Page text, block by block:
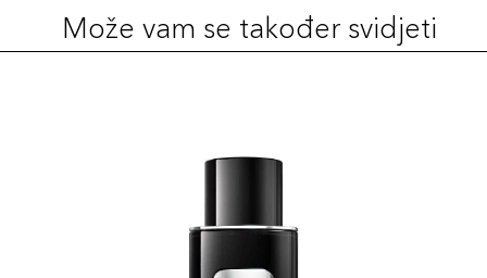
Može vam se također svidjeti